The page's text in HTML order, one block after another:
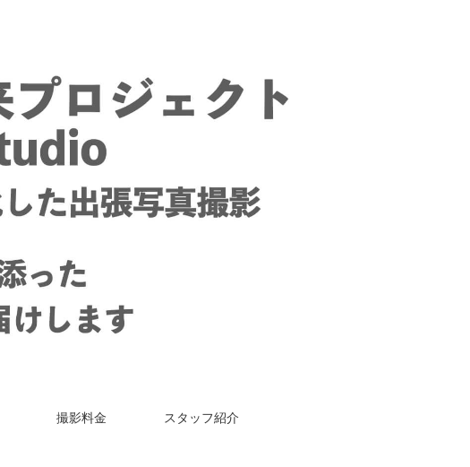
撮影料金 スタッフ紹介